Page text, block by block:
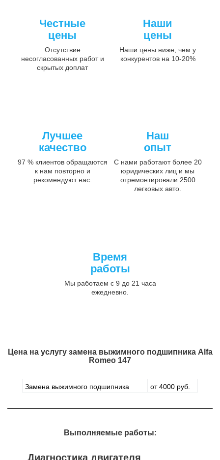
Честные
цены
Отсутствие
несогласованных работ и
скрытых доплат
Наши
цены
Наши цены ниже, чем у
конкурентов на 10-20%
Лучшее
качество
97 % клиентов обращаются
к нам повторно и
рекомендуют нас.
Наш
опыт
С нами работают более 20
юридических лиц и мы
отремонтировали 2500
легковых авто.
Время
работы
Мы работаем с 9 до 21 часа
ежедневно.
Цена на услугу замена выжимного подшипника Alfa
Romeo 147
Замена выжимного подшипника от 4000 руб.
Выполняемые работы:
Диагностика двигателя